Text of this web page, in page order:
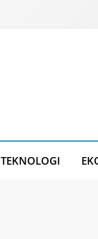
TEKNOLOGI